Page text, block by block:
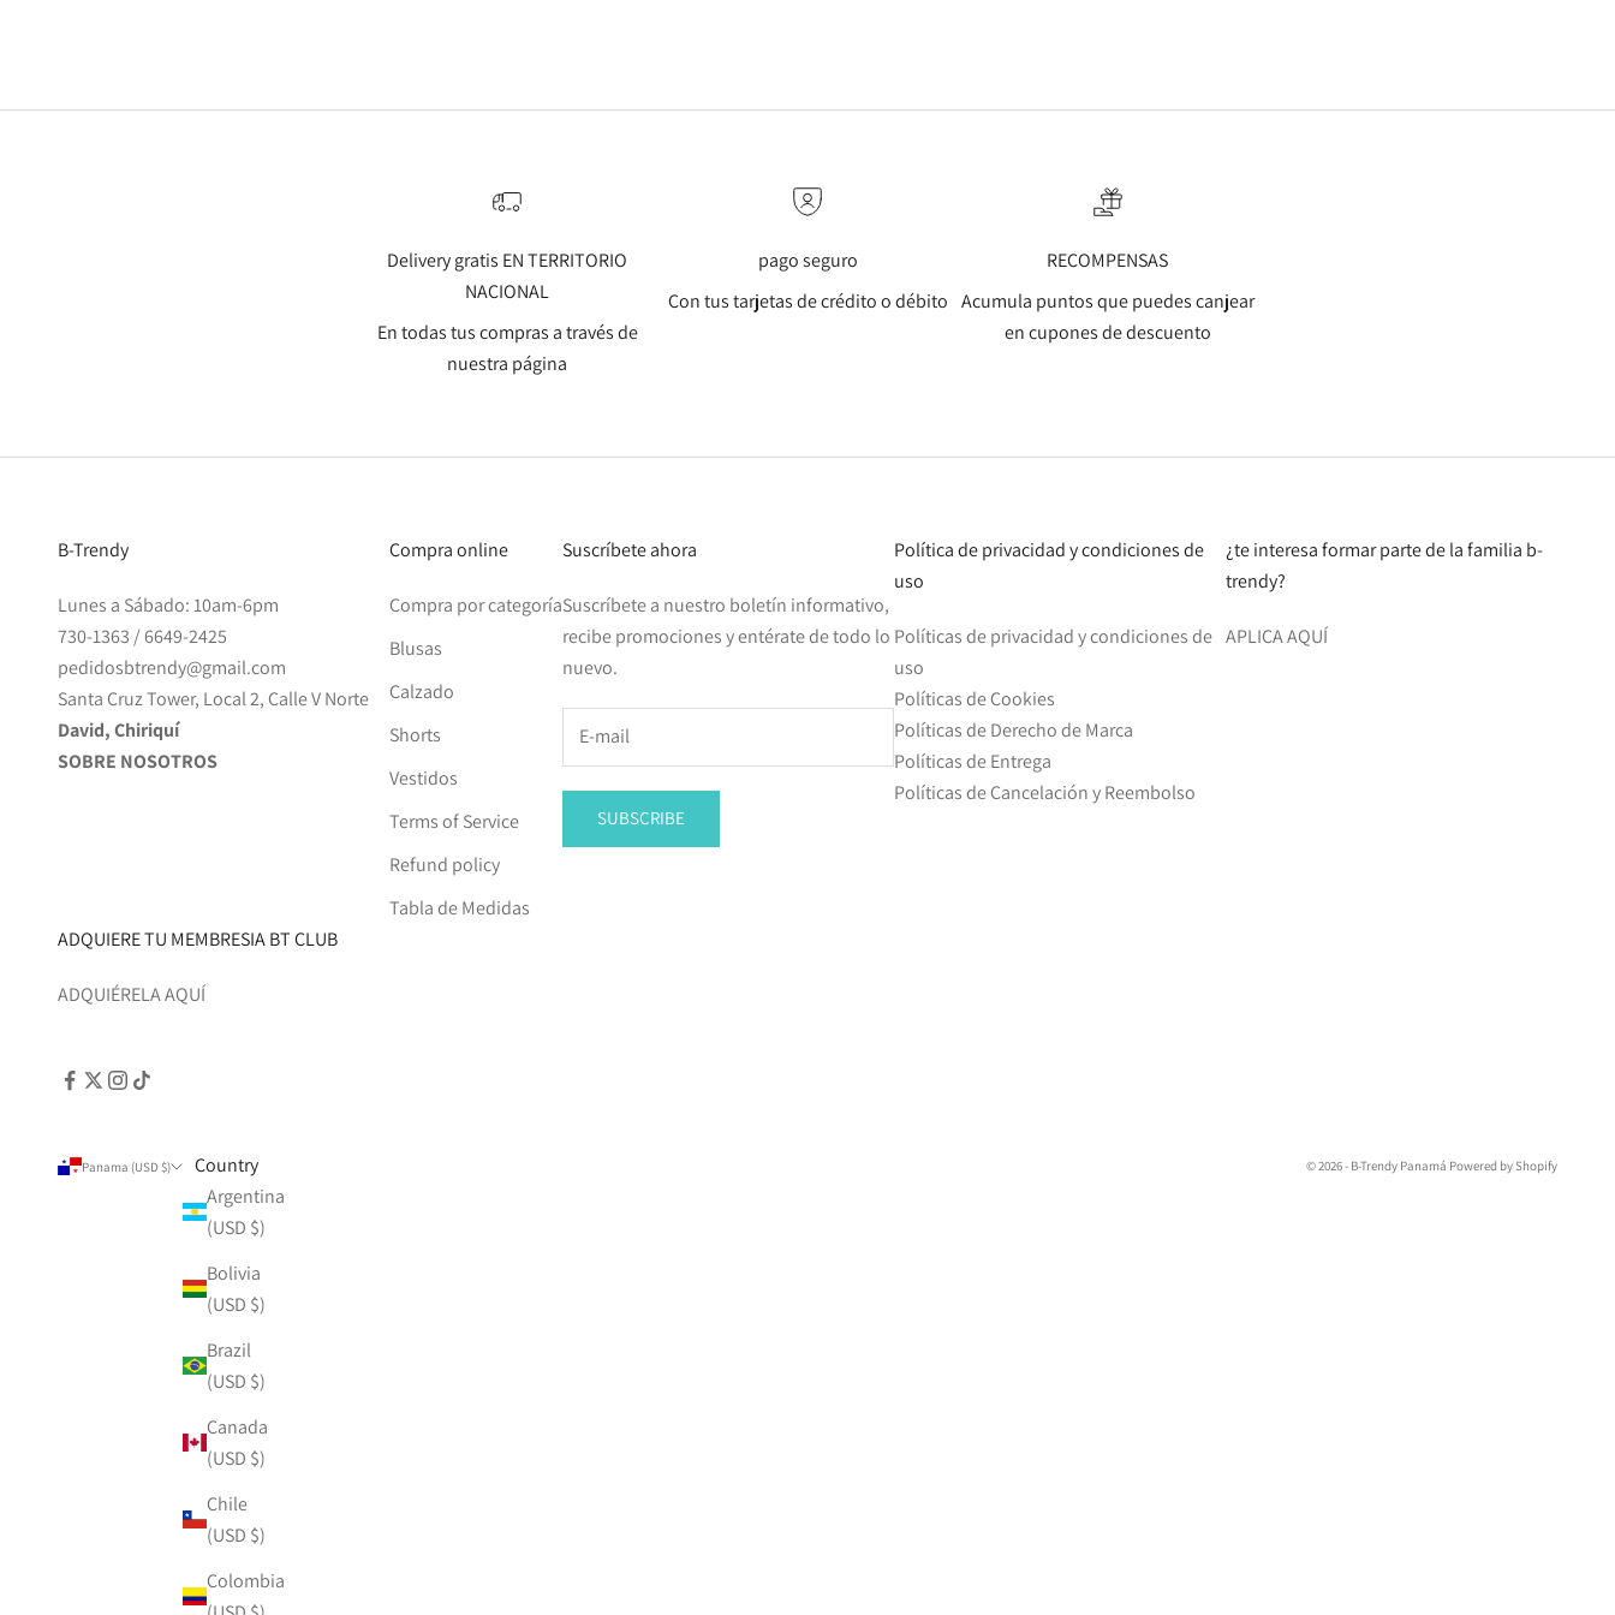
Delivery gratis EN TERRITORIO
NACIONAL
En todas tus compras a través de
nuestra página
pago seguro
Con tus tarjetas de crédito o débito
RECOMPENSAS
Acumula puntos que puedes canjear
en cupones de descuento
B-Trendy
Lunes a Sábado: 10am-6pm
730-1363 /6649-2425
pedidosbtrendy@gmail.com
Santa Cruz Tower, Local 2, Calle V Norte
David, Chiriquí
SOBRE NOSOTROS
Compra online
Compra por categoría
Blusas
Calzado
Shorts
Vestidos
Terms of Service
Refund policy
Tabla de Medidas
Suscríbete ahora
Suscríbete a nuestro boletín informativo,
recibe promociones y entérate de todo lo
nuevo.
SUBSCRIBE
Política de privacidad y condiciones de
uso
Políticas de privacidad y condiciones de
uso
Políticas de Cookies
Políticas de Derecho de Marca
Políticas de Entrega
Políticas de Cancelación y Reembolso
¿te interesa formar parte de la familia b-
trendy?
APLICA AQUÍ
ADQUIERE TU MEMBRESIA BT CLUB
ADQUIÉRELA AQUÍ
Panama (USD $)
Country
Argentina
(USD $)
Bolivia
(USD $)
Brazil
(USD $)
Canada
(USD $)
Chile
(USD $)
Colombia
© 2026 - B-Trendy Panamá Powered by Shopify